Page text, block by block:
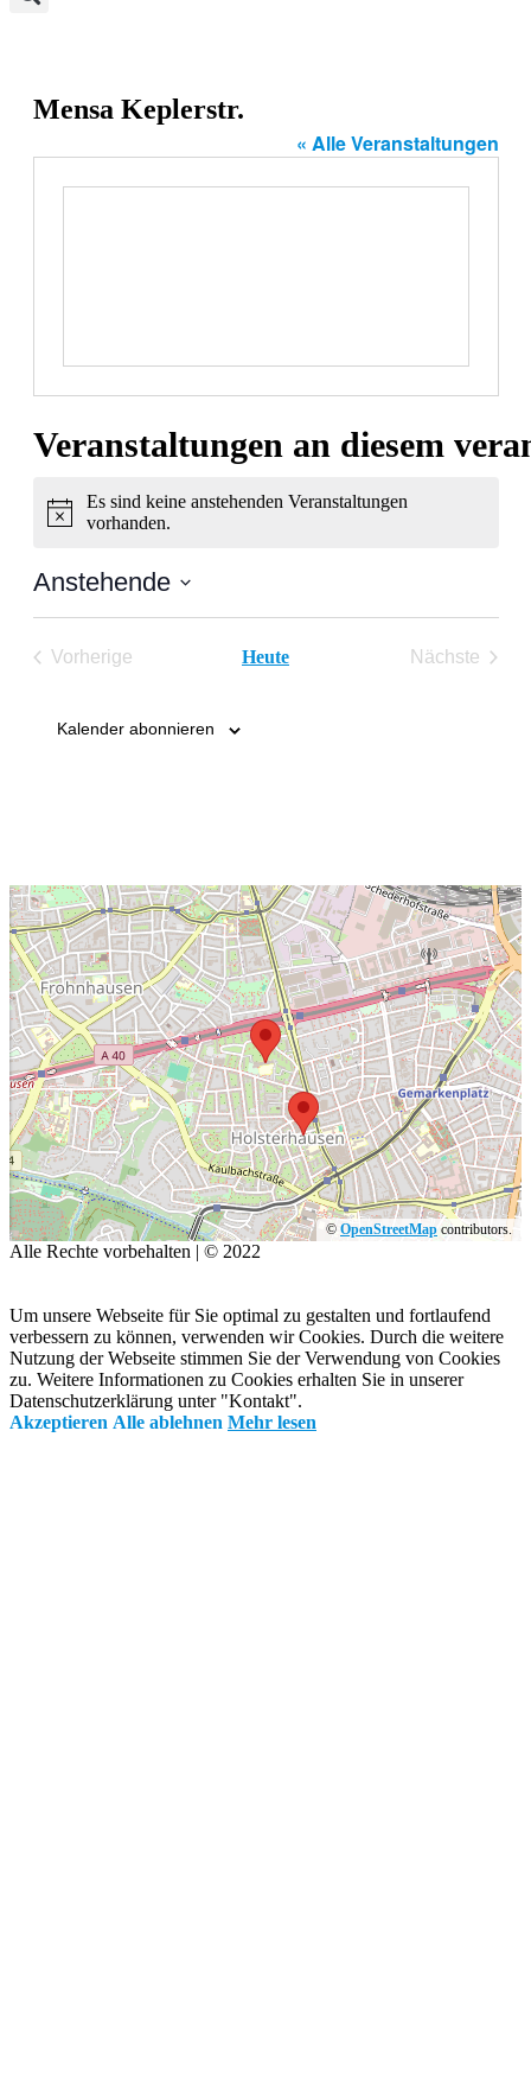
Mensa Keplerstr.
« Alle Veranstaltungen
Veranstaltungen an diesem
Hinweis
Es sind keine anstehenden Veranstaltungen
vorhanden.
Anstehende
Vorherige
Heute
Nächste
Kalender abonnieren
© OpenStreetMap contributors.
Alle Rechte vorbehalten | © 2022
Um unsere Webseite für Sie optimal zu gestalten und fortlaufend
verbessern zu können, verwenden wir Cookies. Durch die weitere
Nutzung der Webseite stimmen Sie der Verwendung von Cookies
zu. Weitere Informationen zu Cookies erhalten Sie in unserer
Datenschutzerklärung unter "Kontakt".
Akzeptieren Alle ablehnen Mehr lesen